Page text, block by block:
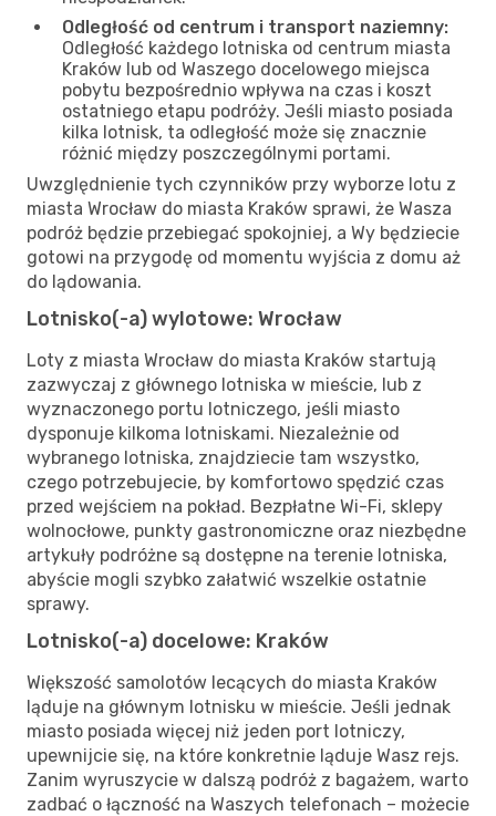
Odległość od centrum i transport naziemny:
Odległość każdego lotniska od centrum miasta
Kraków lub od Waszego docelowego miejsca
pobytu bezpośrednio wpływa na czas i koszt
ostatniego etapu podróży. Jeśli miasto posiada
kilka lotnisk, ta odległość może się znacznie
różnić między poszczególnymi portami.
Uwzględnienie tych czynników przy wyborze lotu z
miasta Wrocław do miasta Kraków sprawi, że Wasza
podróż będzie przebiegać spokojniej, a Wy będziecie
gotowi na przygodę od momentu wyjścia z domu aż
do lądowania.
Lotnisko(-a) wylotowe: Wrocław
Loty z miasta Wrocław do miasta Kraków startują
zazwyczaj z głównego lotniska w mieście, lub z
wyznaczonego portu lotniczego, jeśli miasto
dysponuje kilkoma lotniskami. Niezależnie od
wybranego lotniska, znajdziecie tam wszystko,
czego potrzebujecie, by komfortowo spędzić czas
przed wejściem na pokład. Bezpłatne Wi-Fi, sklepy
wolnocłowe, punkty gastronomiczne oraz niezbędne
artykuły podróżne są dostępne na terenie lotniska,
abyście mogli szybko załatwić wszelkie ostatnie
sprawy.
Lotnisko(-a) docelowe: Kraków
Większość samolotów lecących do miasta Kraków
ląduje na głównym lotnisku w mieście. Jeśli jednak
miasto posiada więcej niż jeden port lotniczy,
upewnijcie się, na które konkretnie ląduje Wasz rejs.
Zanim wyruszycie w dalszą podróż z bagażem, warto
zadbać o łączność na Waszych telefonach – możecie